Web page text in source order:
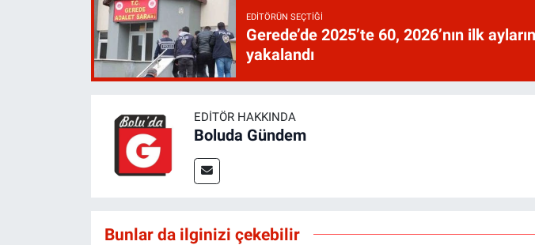
EDITÖRÜN SEÇTIĞI
Gerede’de 2025’te 60, 2026’nın ilk
yakalandı
EDITÖR HAKKINDA
Boluda Gündem
Bunlar da ilginizi çekebilir